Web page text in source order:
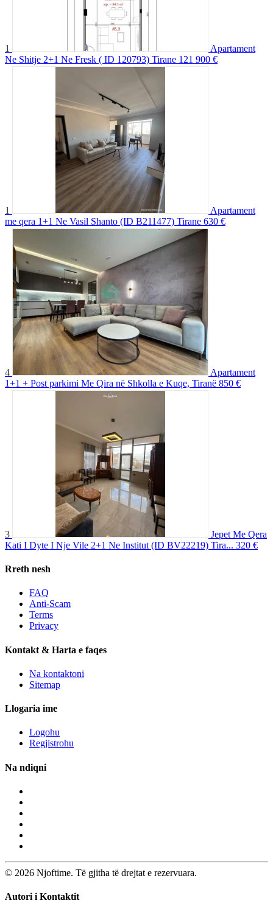
1
Apartament
Ne Shitje 2+1 Ne Fresk ( ID 120793) Tirane 121 900 €
1
Apartament
me qera 1+1 Ne Vasil Shanto (ID B211477) Tirane 630 €
4
Apartament
1+1 + Post parkimi Me Qira në Shkolla e Kuqe, Tiranë 850 €
3
Jepet Me Qera
Kati I Dyte I Nje Vile 2+1 Ne Institut (ID BV22219) Tira... 320 €
Rreth nesh
FAQ
Anti-Scam
Terms
Privacy
Kontakt & Harta e faqes
Na kontaktoni
Sitemap
Llogaria ime
Logohu
Regjistrohu
Na ndiqni
© 2026 Njoftime. Të gjitha të drejtat e rezervuara.
Autori i Kontaktit